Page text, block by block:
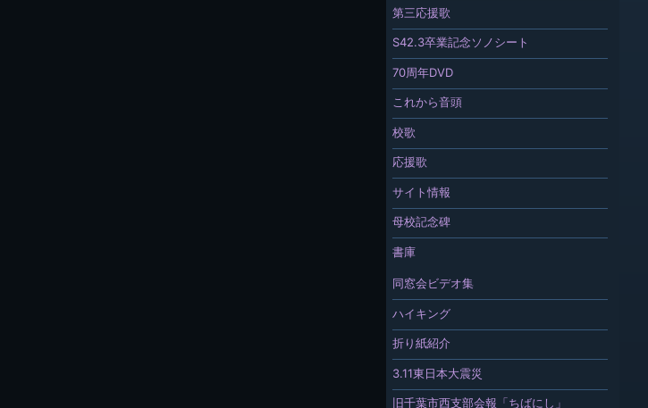
第三応援歌
S42.3卒業記念ソノシート
70周年DVD
これから音頭
校歌
応援歌
サイト情報
母校記念碑
書庫
同窓会ビデオ集
ハイキング
折り紙紹介
3.11東日本大震災
旧千葉市西支部会報「ちばにし」